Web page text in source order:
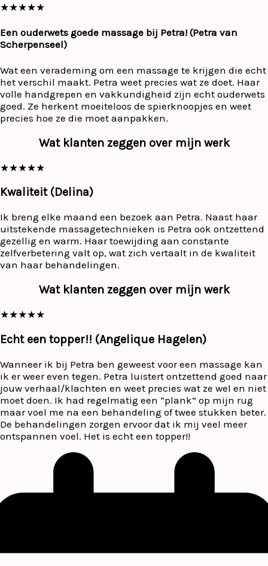
★★★★★
Een ouderwets goede massage bij Petra! (Petra van
Scherpenseel)
Wat een verademing om een massage te krijgen die echt
het verschil maakt. Petra weet precies wat ze doet. Haar
volle handgrepen en vakkundigheid zijn echt ouderwets
goed. Ze herkent moeiteloos de spierknoopjes en weet
precies hoe ze die moet aanpakken.
Wat klanten zeggen over mijn werk
★★★★★
Kwaliteit (Delina)
Ik breng elke maand een bezoek aan Petra. Naast haar
uitstekende massagetechnieken is Petra ook ontzettend
gezellig en warm. Haar toewijding aan constante
zelfverbetering valt op, wat zich vertaalt in de kwaliteit
van haar behandelingen.
Wat klanten zeggen over mijn werk
★★★★★
Echt een topper!! (Angelique Hagelen)
Wanneer ik bij Petra ben geweest voor een massage kan
ik er weer even tegen. Petra luistert ontzettend goed naar
jouw verhaal/klachten en weet precies wat ze wel en niet
moet doen. Ik had regelmatig een “plank” op mijn rug
maar voel me na een behandeling of twee stukken beter.
De behandelingen zorgen ervoor dat ik mij veel meer
ontspannen voel. Het is echt een topper!!